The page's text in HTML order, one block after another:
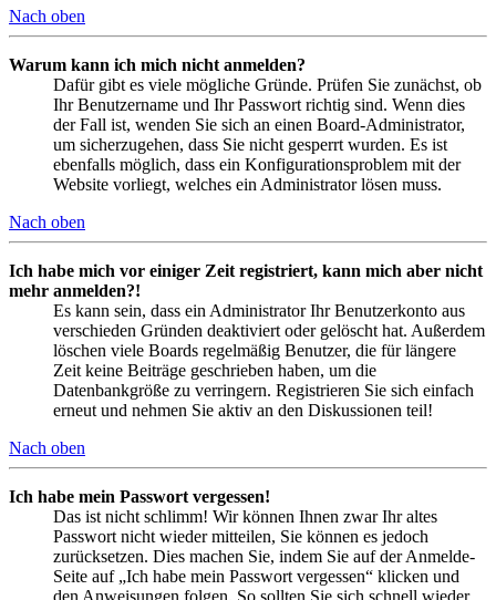
Nach oben
Warum kann ich mich nicht anmelden?
Dafür gibt es viele mögliche Gründe. Prüfen Sie zunächst, ob
Ihr Benutzername und Ihr Passwort richtig sind. Wenn dies
der Fall ist, wenden Sie sich an einen Board-Administrator,
um sicherzugehen, dass Sie nicht gesperrt wurden. Es ist
ebenfalls möglich, dass ein Konfigurationsproblem mit der
Website vorliegt, welches ein Administrator lösen muss.
Nach oben
Ich habe mich vor einiger Zeit registriert, kann mich aber nicht
mehr anmelden?!
Es kann sein, dass ein Administrator Ihr Benutzerkonto aus
verschieden Gründen deaktiviert oder gelöscht hat. Außerdem
löschen viele Boards regelmäßig Benutzer, die für längere
Zeit keine Beiträge geschrieben haben, um die
Datenbankgröße zu verringern. Registrieren Sie sich einfach
erneut und nehmen Sie aktiv an den Diskussionen teil!
Nach oben
Ich habe mein Passwort vergessen!
Das ist nicht schlimm! Wir können Ihnen zwar Ihr altes
Passwort nicht wieder mitteilen, Sie können es jedoch
zurücksetzen. Dies machen Sie, indem Sie auf der Anmelde-
Seite auf „Ich habe mein Passwort vergessen“ klicken und
den Anweisungen folgen. So sollten Sie sich schnell wieder